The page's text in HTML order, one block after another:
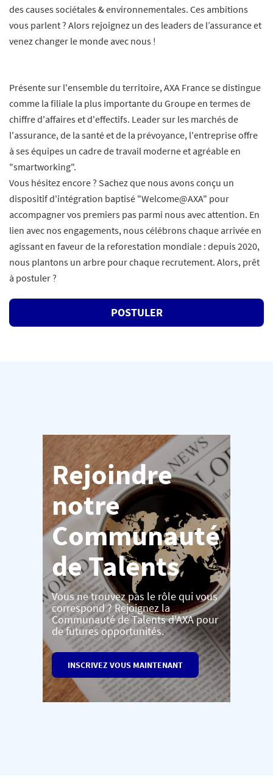
des causes sociétales & environnementales. Ces ambitions
vous parlent ? Alors rejoignez un des leaders de l’assurance et
venez changer le monde avec nous !
Présente sur l'ensemble du territoire, AXA France se distingue
comme la filiale la plus importante du Groupe en termes de
chiffre d'affaires et d'effectifs. Leader sur les marchés de
l'assurance, de la santé et de la prévoyance, l'entreprise offre
à ses équipes un cadre de travail moderne et agréable en
"smartworking".
Vous hésitez encore ? Sachez que nous avons conçu un
dispositif d'intégration baptisé "Welcome@AXA" pour
accompagner vos premiers pas parmi nous avec attention. En
lien avec nos engagements, nous célébrons chaque arrivée en
agissant en faveur de la reforestation mondiale : depuis 2020,
nous plantons un arbre pour chaque recrutement. Alors, prêt
à postuler ?
POSTULER
Rejoindre
notre
Communauté
de Talents
Vous ne trouvez pas le rôle qui vous
correspond ? Rejoignez la
Communauté de Talents d'AXA pour
de futures opportunités.
INSCRIVEZ VOUS MAINTENANT